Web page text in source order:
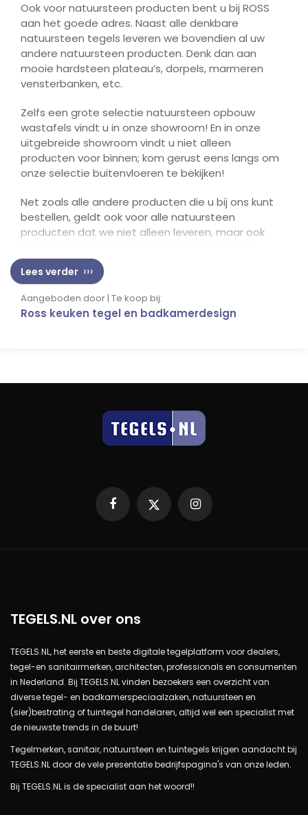
Ook voor natuursteen producten bent u bij ROSS
aan het goede adres. Naast alle denkbare
natuursteen tegels leveren we bovendien al uw
andere natuursteen producten. Denk dan aan
mooie hardsteen plateau’s, dorpels, marmeren
vensterbanken, etc.
Zelfs een grote selectie natuursteen opbouw
wastafels vindt u in onze showroom! En in onze
uitgebreide showroom vindt u niet alleen
producten voor binnen; kom gerust eens langs om
onze selectie buitenvloeren te bekijken!
Net zoals alle andere producten die u bij ons kunt
bestellen, geldt ook voor alle natuursteen
producten dat we niet alleen leveren, maar ook
prachtig resultaat.
Lees verder
Aangeboden door | Te koop bij:
Ross keuken tegel en badkamerdesign
Facebook Instagram
TEGELS.NL over ons
TEGELS.NL, het eerste en beste digitale tegelplatform voor dealers,
tegel-en sanitairmerken, architecten, professionals en consumenten
in Nederland. Bij TEGELS.NL vinden bezoekers een overzicht van
diverse tegel- en badkamerspeciaalzaken, natuursteen en
(sier)bestrating of tuintegel handelaren, altijd wel een specialist met
de nieuwste trends in de buurt!
Tegelmerken, sanitair, natuursteen en tuintegels krijgen aandacht bij
TEGELS.NL door de vele presentatie bedrijfspagina's van onze leden.
Bij TEGELS.NL is de specialist aan het woord!!